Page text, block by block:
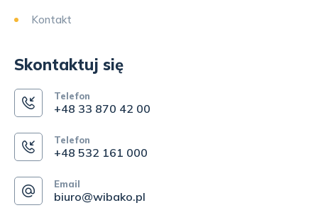
Kontakt
Skontaktuj się
Telefon
+48 33 870 42 00
Telefon
+48 532 161 000
Email
biuro@wibako.pl